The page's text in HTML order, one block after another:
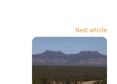
Next article